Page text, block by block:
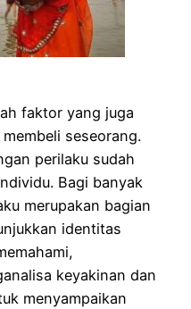
faktor yang juga
seseorang.
perilaku sudah
Bagi banyak
merupakan bagian
identitas
keyakinan dan
menyampaikan